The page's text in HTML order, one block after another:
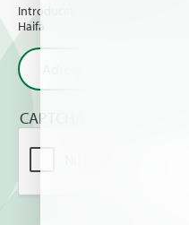
Introduceți email-ul
Haifa
CAPTCHA